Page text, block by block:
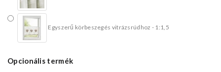
Egyszerű körbeszegés vitrázsrúdhoz - 1:1,5
Opcionális termék